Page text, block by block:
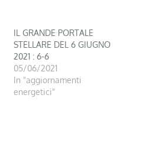
IL GRANDE PORTALE
STELLARE DEL 6 GIUGNO
2021 : 6-6
05/06/2021
In "aggiornamenti
energetici"